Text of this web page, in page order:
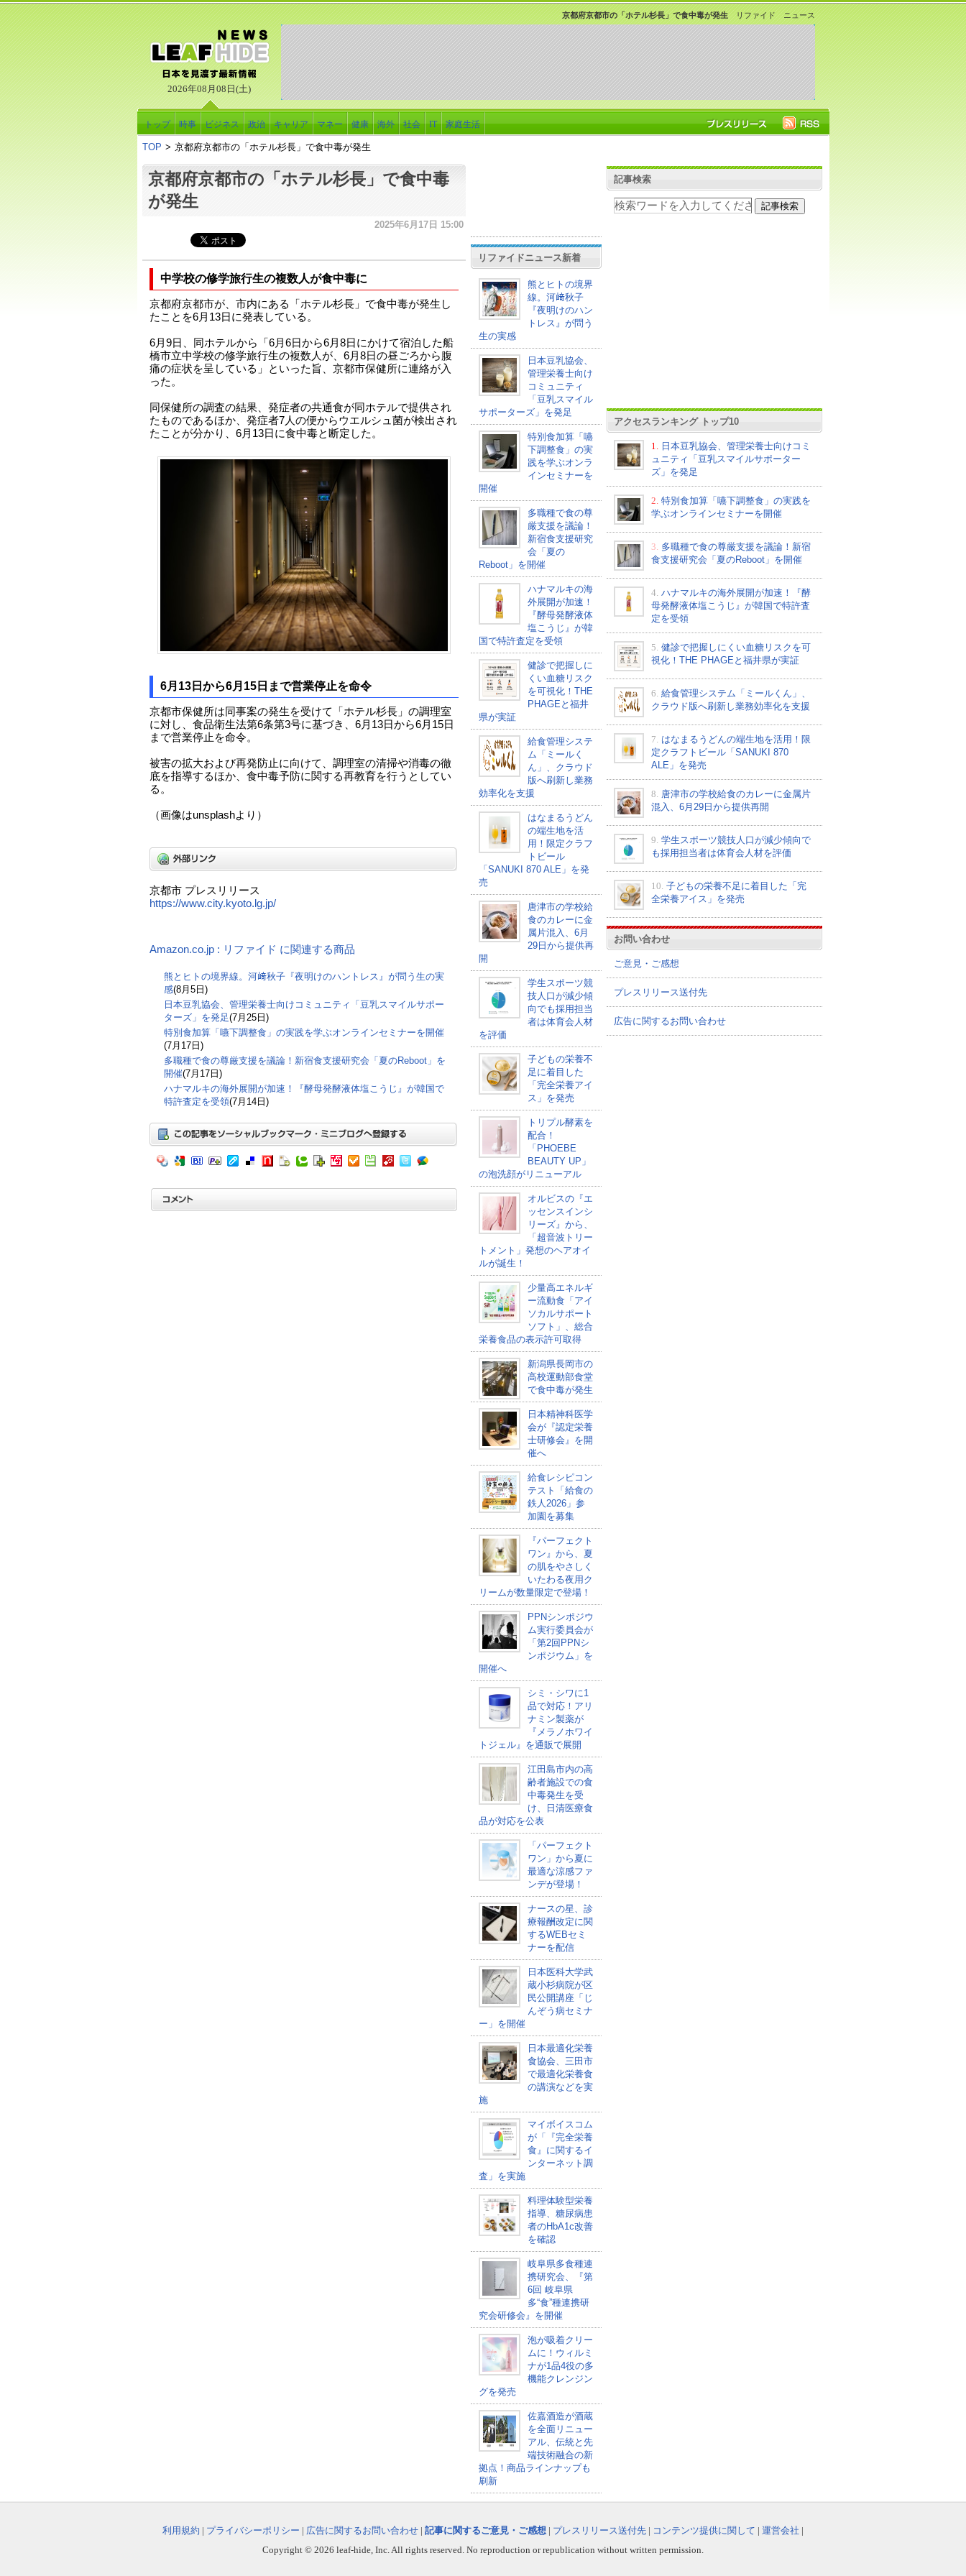
2026年08月08日(土)
リファイド ニュース
京都府京都市の「ホテル杉長」で食中毒が発生
トップ 時事 ビジネス 政治 キャリア マネー 健康 海外 社会 IT 家庭生活
TOP > 京都府京都市の「ホテル杉長」で食中毒が発生
京都府京都市の「ホテル杉長」で食中毒
が発生
2025年6月17日 15:00
中学校の修学旅行生の複数人が食中毒に
京都府京都市が、市内にある「ホテル杉長」で食中毒が発生し
たことを6月13日に発表している。
6月9日、同ホテルから「6月6日から6月8日にかけて宿泊した船
橋市立中学校の修学旅行生の複数人が、6月8日の昼ごろから腹
痛の症状を呈している」といった旨、京都市保健所に連絡が入
った。
同保健所の調査の結果、発症者の共通食が同ホテルで提供され
たものであるほか、発症者7人の便からウエルシュ菌が検出され
たことが分かり、6月13日に食中毒と断定した。
6月13日から6月15日まで営業停止を命令
京都市保健所は同事案の発生を受けて「ホテル杉長」の調理室
に対し、食品衛生法第6条第3号に基づき、6月13日から6月15日
まで営業停止を命令。
被害の拡大および再発防止に向けて、調理室の清掃や消毒の徹
底を指導するほか、食中毒予防に関する再教育を行うとしてい
る。
（画像はunsplashより）
京都市 プレスリリース
https://www.city.kyoto.lg.jp/
Amazon.co.jp : リファイド に関連する商品
熊とヒトの境界線。河﨑秋子『夜明けのハントレス』が問う生の実
感(8月5日)
日本豆乳協会、管理栄養士向けコミュニティ「豆乳スマイルサポー
ターズ」を発足(7月25日)
特別食加算「嚥下調整食」の実践を学ぶオンラインセミナーを開催
(7月17日)
多職種で食の尊厳支援を議論！新宿食支援研究会「夏のReboot」を
開催(7月17日)
ハナマルキの海外展開が加速！『酵母発酵液体塩こうじ』が韓国で
特許査定を受領(7月14日)
リファイドニュース新着
熊とヒトの境界
線。河﨑秋子
『夜明けのハン
トレス』が問う
生の実感
日本豆乳協会、
管理栄養士向け
コミュニティ
「豆乳スマイル
サポーターズ」を発足
特別食加算「嚥
下調整食」の実
践を学ぶオンラ
インセミナーを
開催
多職種で食の尊
厳支援を議論！
新宿食支援研究
会「夏の
Reboot」を開催
ハナマルキの海
外展開が加速！
『酵母発酵液体
塩こうじ』が韓
国で特許査定を受領
健診で把握しに
くい血糖リスク
を可視化！THE
PHAGEと福井
県が実証
給食管理システ
ム「ミールく
ん」、クラウド
版へ刷新し業務
効率化を支援
はなまるうどん
の端生地を活
用！限定クラフ
トビール
「SANUKI 870 ALE」を発
売
唐津市の学校給
食のカレーに金
属片混入、6月
29日から提供再
開
学生スポーツ競
技人口が減少傾
向でも採用担当
者は体育会人材
を評価
子どもの栄養不
足に着目した
「完全栄養アイ
ス」を発売
トリプル酵素を
配合！
「PHOEBE
BEAUTY UP」
の泡洗顔がリニューアル
オルビスの『エ
ッセンスインシ
リーズ』から、
「超音波トリー
トメント」発想のヘアオイ
ルが誕生！
少量高エネルギ
ー流動食「アイ
ソカルサポート
ソフト」、総合
栄養食品の表示許可取得
新潟県長岡市の
高校運動部食堂
で食中毒が発生
日本精神科医学
会が『認定栄養
士研修会』を開
催へ
給食レシピコン
テスト「給食の
鉄人2026」参
加園を募集
『パーフェクト
ワン』から、夏
の肌をやさしく
いたわる夜用ク
リームが数量限定で登場！
PPNシンポジウ
ム実行委員会が
「第2回PPNシ
ンポジウム」を
開催へ
シミ・シワに1
品で対応！アリ
ナミン製薬が
『メラノホワイ
トジェル』を通販で展開
江田島市内の高
齢者施設での食
中毒発生を受
け、日清医療食
品が対応を公表
「パーフェクト
ワン」から夏に
最適な涼感ファ
ンデが登場！
ナースの星、診
療報酬改定に関
するWEBセミ
ナーを配信
日本医科大学武
蔵小杉病院が区
民公開講座「じ
んぞう病セミナ
ー」を開催
日本最適化栄養
食協会、三田市
で最適化栄養食
の講演などを実
施
マイボイスコム
が「『完全栄養
食』に関するイ
ンターネット調
査」を実施
料理体験型栄養
指導、糖尿病患
者のHbA1c改善
を確認
岐阜県多食種連
携研究会、『第
6回 岐阜県
多“食”種連携研
究会研修会』を開催
泡が吸着クリー
ムに！ウィルミ
ナが1品4役の多
機能クレンジン
グを発売
佐嘉酒造が酒蔵
を全面リニュー
アル、伝統と先
端技術融合の新
拠点！商品ラインナップも
刷新
記事検索
アクセスランキング トップ10
1.
日本豆乳協会、管理栄養士向けコミ
ュニティ「豆乳スマイルサポーター
ズ」を発足
2. 特別食加算「嚥下調整食」の実践を
学ぶオンラインセミナーを開催
3. 多職種で食の尊厳支援を議論！新宿
食支援研究会「夏のReboot」を開催
4. ハナマルキの海外展開が加速！『酵
母発酵液体塩こうじ』が韓国で特許査
定を受領
5. 健診で把握しにくい血糖リスクを可
視化！THE PHAGEと福井県が実証
6. 給食管理システム「ミールくん」、
クラウド版へ刷新し業務効率化を支援
7. はなまるうどんの端生地を活用！限
定クラフトビール「SANUKI 870
ALE」を発売
8. 唐津市の学校給食のカレーに金属片
混入、6月29日から提供再開
9. 学生スポーツ競技人口が減少傾向で
も採用担当者は体育会人材を評価
10. 子どもの栄養不足に着目した「完
全栄養アイス」を発売
お問い合わせ
ご意見・ご感想
プレスリリース送付先
広告に関するお問い合わせ
利用規約 | プライバシーポリシー | 広告に関するお問い合わせ | 記事に関するご意見・ご感想 | プレスリリース送付先 | コンテンツ提供に関して | 運営会社 |
Copyright © 2026 leaf-hide, Inc. All rights reserved. No reproduction or republication without written permission.